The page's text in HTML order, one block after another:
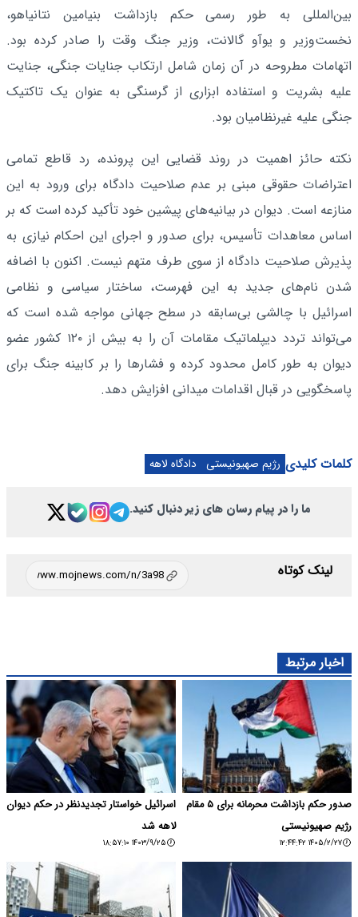
بین‌المللی به طور رسمی حکم بازداشت بنیامین نتانیاهو،
نخست‌وزیر و یوآو گالانت، وزیر جنگ وقت را صادر کرده بود.
اتهامات مطروحه در آن زمان شامل ارتکاب جنایات جنگی، جنایت
علیه بشریت و استفاده ابزاری از گرسنگی به عنوان یک تاکتیک
جنگی علیه غیرنظامیان بود.
نکته حائز اهمیت در روند قضایی این پرونده، رد قاطع تمامی
اعتراضات حقوقی مبنی بر عدم صلاحیت دادگاه برای ورود به این
منازعه است. دیوان در بیانیه‌های پیشین خود تأکید کرده است که بر
اساس معاهدات تأسیس، برای صدور و اجرای این احکام نیازی به
پذیرش صلاحیت دادگاه از سوی طرف متهم نیست. اکنون با اضافه
شدن نام‌های جدید به این فهرست، ساختار سیاسی و نظامی
اسرائیل با چالشی بی‌سابقه در سطح جهانی مواجه شده است که
می‌تواند تردد دیپلماتیک مقامات آن را به بیش از ۱۲۰ کشور عضو
دیوان به طور کامل محدود کرده و فشارها را بر کابینه جنگ برای
پاسخگویی در قبال اقدامات میدانی افزایش دهد.
کلمات کلیدی رژیم صهیونیستی دادگاه لاهه
ما را در پیام رسان های زیر دنبال کنید.
لینک کوتاه
اخبار مرتبط
صدور حکم بازداشت محرمانه برای ۵ مقام
رژیم صهیونیستی
۱۴۰۵/۲/۲۷ ۱۲:۴۴:۴۲
اسرائیل خواستار تجدیدنظر در حکم دیوان
لاهه شد
۱۴۰۳/۹/۲۵ ۱۸:۵۷:۱۰